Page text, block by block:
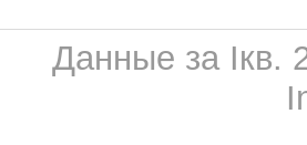
Данные за Iкв.